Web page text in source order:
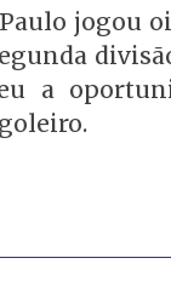
jogou
a